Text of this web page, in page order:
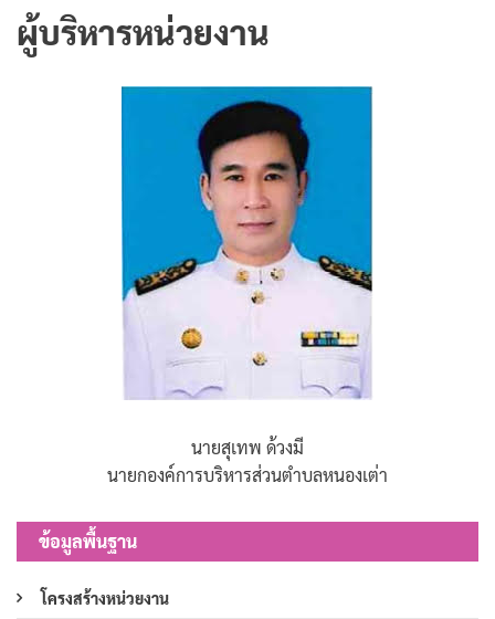
ผู้บริหารหน่วยงาน
นายสุเทพ ด้วงมี
นายกองค์การบริหารส่วนตำบลหนองเต่า
ข้อมูลพื้นฐาน
โครงสร้างหน่วยงาน